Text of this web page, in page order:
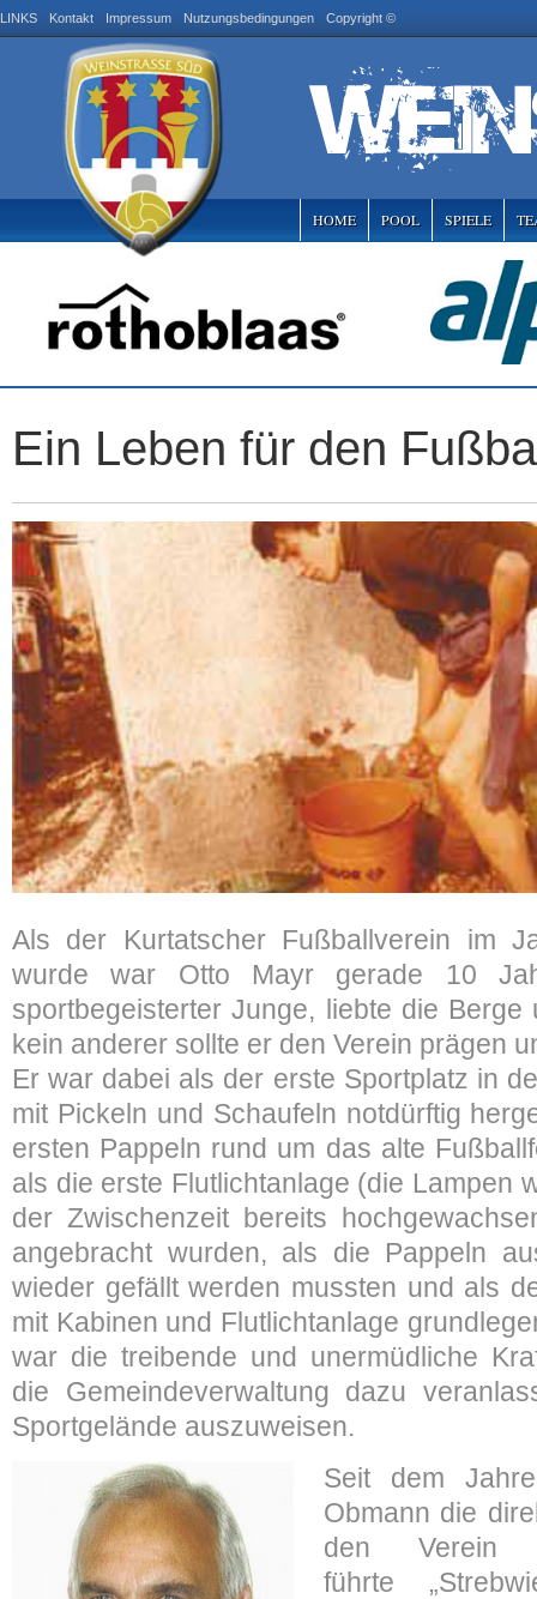
LINKS Kontakt Impressum Nutzungsbedingungen Copyright ©
HOME POOL SPIELE
Ein Leben für den
Als der Kurtatscher Fußballverein im
wurde war Otto Mayr gerade 10
sportbegeisterter Junge, liebte die
kein anderer sollte er den Verein prägen
Er war dabei als der erste Sportplatz in
mit Pickeln und Schaufeln notdürftig
ersten Pappeln rund um das alte
als die erste Flutlichtanlage (die Lampen
der Zwischenzeit bereits
angebracht wurden, als die Pappeln
wieder gefällt werden mussten und als
mit Kabinen und Flutlichtanlage
war die treibende und unermüdliche
die Gemeindeverwaltung dazu
Sportgelände auszuweisen.
Seit dem
Obmann die
den Verein
führte